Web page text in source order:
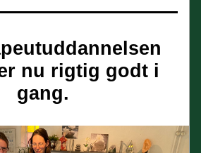
nu rigtig godt i
gang.